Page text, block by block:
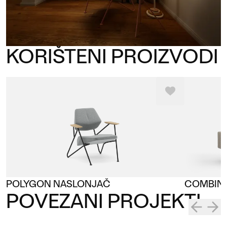
KORIŠTENI PROIZVODI
POLYGON NASLONJAČ
POVEZANI PROJEKTI